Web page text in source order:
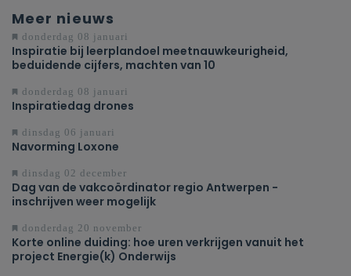
Meer nieuws
donderdag 08 januari
Inspiratie bij leerplandoel meetnauwkeurigheid,
beduidende cijfers, machten van 10
donderdag 08 januari
Inspiratiedag drones
dinsdag 06 januari
Navorming Loxone
dinsdag 02 december
Dag van de vakcoördinator regio Antwerpen -
inschrijven weer mogelijk
donderdag 20 november
Korte online duiding: hoe uren verkrijgen vanuit het
project Energie(k) Onderwijs